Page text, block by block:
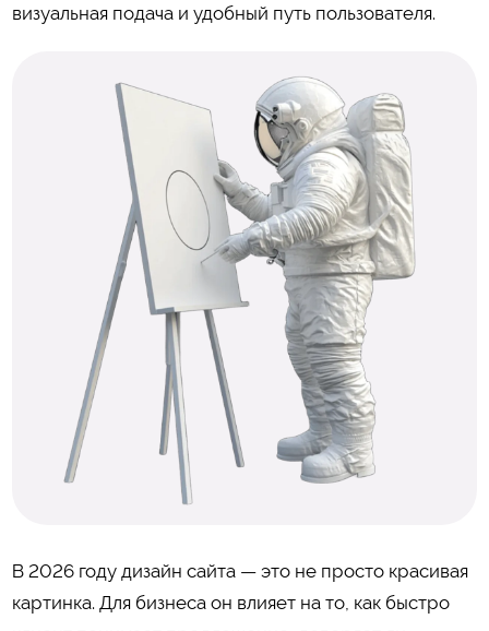
визуальная подача и удобный путь пользователя.
В 2026 году дизайн сайта — это не просто красивая
картинка. Для бизнеса он влияет на то, как быстро